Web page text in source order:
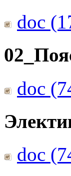
doc
doc
doc